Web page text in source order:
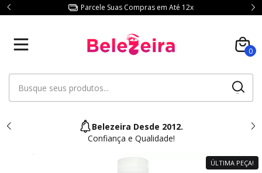
Parcele Suas Compras em Até 12x
0
Belezeira Desde 2012.
Confiança e Qualidade!
ÚLTIMA PEÇA!